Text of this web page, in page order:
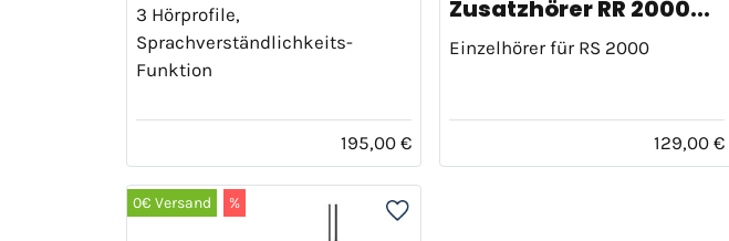
3 Hörprofile,
Sprachverständlichkeits-
Funktion
195,00 €
Zusatzhörer RR 2000...
Einzelhörer für RS 2000
129,00 €
0€ Versand %